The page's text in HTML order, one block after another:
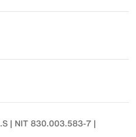
| NIT 830.003.583-7 |